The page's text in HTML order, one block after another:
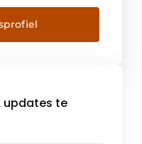
in heel
zoals
acrylcolor®, en de
zoals S 9000 NL
updates te